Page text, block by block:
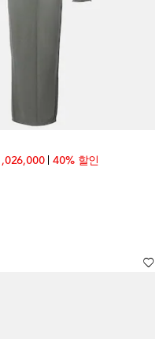
pricediscount price
40% 할인